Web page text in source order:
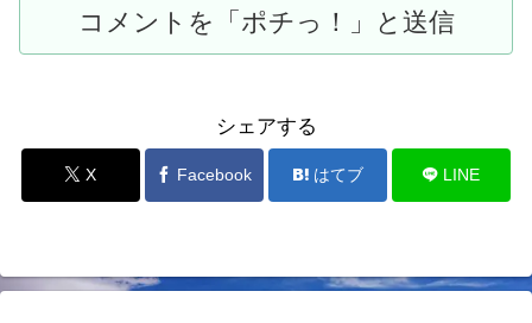
シェアする
X Facebook はてブ LINE